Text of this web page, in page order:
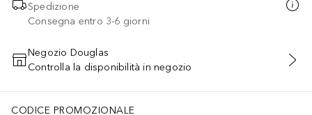
Spedizione
Consegna entro 3-6 giorni
AGGIUNGI AL CARRELLO
Negozio Douglas
Controlla la disponibilità in negozio
CODICE PROMOZIONALE